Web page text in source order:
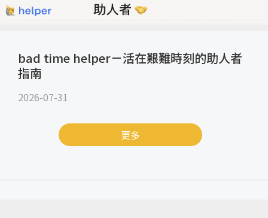
bad time helper－活在艱難時刻的助人者
指南
2026-07-31
更多